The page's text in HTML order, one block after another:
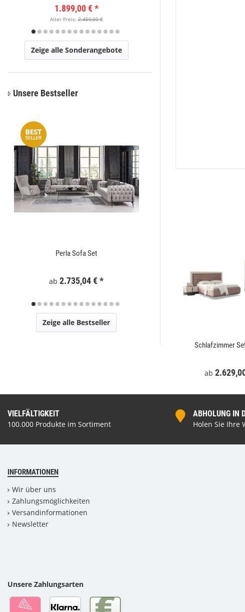
Schlafzimmer
ab
1.899,00 € *
Alter Preis:2.450,00 €
Zeige alle Sonderangebote
Unsere Bestseller
Perla Sofa Set
ab 2.735,04 €* 295,99 €
Zeige alle Bestseller
VIELFÄLTIGKEIT
100.000 Produkte im Sortiment
ABHOLUNG IN
Holen Sie Ihre
INFORMATIONEN
Wir über uns
Zahlungsmöglichkeiten
Versandinformationen
Newsletter
Unsere Zahlungsarten